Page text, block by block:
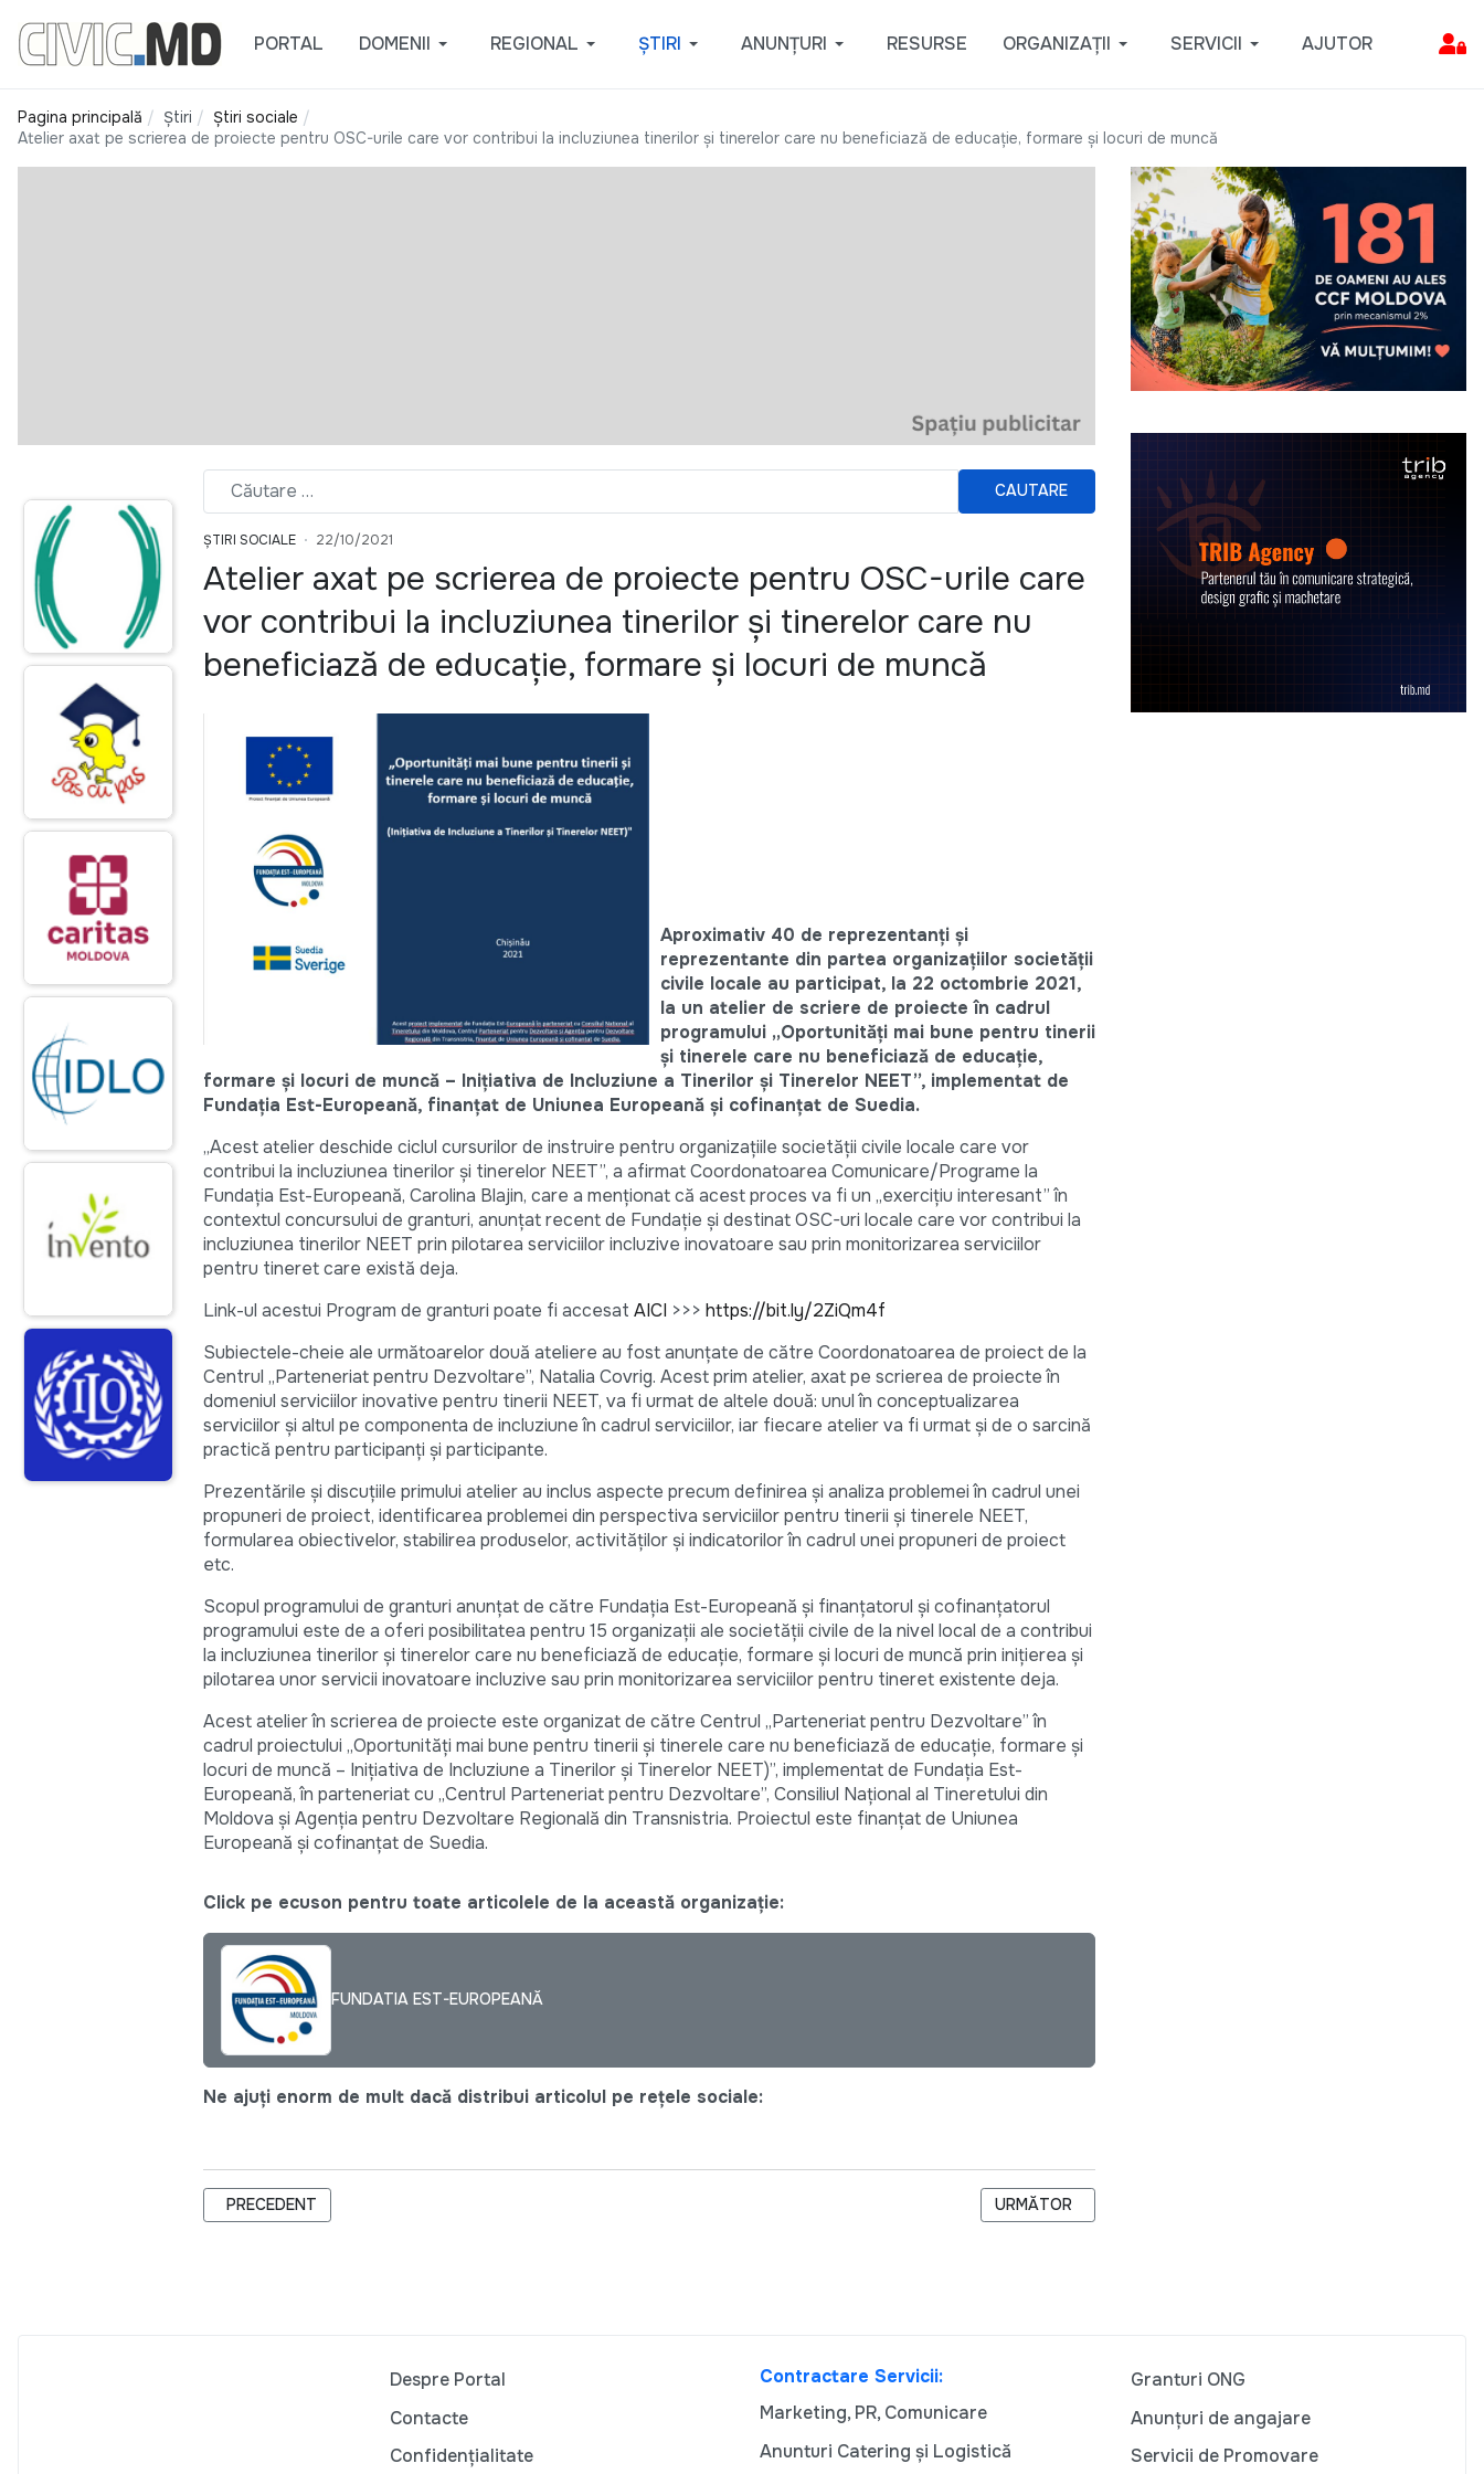
PORTAL DOMENII REGIONAL ȘTIRI ANUNȚURI RESURSE ORGANIZAȚII SERVICII AJUTOR
Pagina principală Știri
Știri sociale
Atelier axat pe scrierea de proiecte pentru OSC-urile care vor contribui la incluziunea tinerilor și tinerelor care nu beneficiază de educație, formare și locuri de muncă
CAUTARE
ȘTIRI SOCIALE 22/10/2021
Atelier axat pe scrierea de proiecte pentru OSC-urile care
vor contribui la incluziunea tinerilor și tinerelor care nu
beneficiază de educație, formare și locuri de muncă
Aproximativ 40 de reprezentanți și
reprezentante din partea organizațiilor societății
civile locale au participat, la 22 octombrie 2021,
la un atelier de scriere de proiecte în cadrul
programului „Oportunități mai bune pentru tinerii
și tinerele care nu beneficiază de educație,
formare și locuri de muncă – Inițiativa de Incluziune a Tinerilor și Tinerelor NEET”, implementat de
Fundația Est-Europeană, finanțat de Uniunea Europeană și cofinanțat de Suedia.
„Acest atelier deschide ciclul cursurilor de instruire pentru organizațiile societății civile locale care vor
contribui la incluziunea tinerilor și tinerelor NEET”, a afirmat Coordonatoarea Comunicare/Programe la
Fundația Est-Europeană, Carolina Blajin, care a menționat că acest proces va fi un „exercițiu interesant” în
contextul concursului de granturi, anunțat recent de Fundație și destinat OSC-uri locale care vor contribui la
incluziunea tinerilor NEET prin pilotarea serviciilor incluzive inovatoare sau prin monitorizarea serviciilor
pentru tineret care există deja.
Link-ul acestui Program de granturi poate fi accesat AICI >>> https://bit.ly/2ZiQm4f
Subiectele-cheie ale următoarelor două ateliere au fost anunțate de către Coordonatoarea de proiect de la
Centrul „Parteneriat pentru Dezvoltare”, Natalia Covrig. Acest prim atelier, axat pe scrierea de proiecte în
domeniul serviciilor inovative pentru tinerii NEET, va fi urmat de altele două: unul în conceptualizarea
serviciilor și altul pe componenta de incluziune în cadrul serviciilor, iar fiecare atelier va fi urmat și de o sarcină
practică pentru participanți și participante.
Prezentările și discuțiile primului atelier au inclus aspecte precum definirea și analiza problemei în cadrul unei
propuneri de proiect, identificarea problemei din perspectiva serviciilor pentru tinerii și tinerele NEET,
formularea obiectivelor, stabilirea produselor, activităților și indicatorilor în cadrul unei propuneri de proiect
etc.
Scopul programului de granturi anunțat de către Fundația Est-Europeană și finanțatorul și cofinanțatorul
programului este de a oferi posibilitatea pentru 15 organizații ale societății civile de la nivel local de a contribui
la incluziunea tinerilor și tinerelor care nu beneficiază de educație, formare și locuri de muncă prin inițierea și
pilotarea unor servicii inovatoare incluzive sau prin monitorizarea serviciilor pentru tineret existente deja.
Acest atelier în scrierea de proiecte este organizat de către Centrul „Parteneriat pentru Dezvoltare” în
cadrul proiectului „Oportunități mai bune pentru tinerii și tinerele care nu beneficiază de educație, formare și
locuri de muncă – Inițiativa de Incluziune a Tinerilor și Tinerelor NEET)”, implementat de Fundația Est-
Europeană, în parteneriat cu „Centrul Parteneriat pentru Dezvoltare”, Consiliul Național al Tineretului din
Moldova și Agenția pentru Dezvoltare Regională din Transnistria. Proiectul este finanțat de Uniunea
Europeană și cofinanțat de Suedia.
Click pe ecuson pentru toate articolele de la această organizație:
FUNDATIA EST-EUROPEANĂ
Ne ajuți enorm de mult dacă distribui articolul pe rețele sociale:
ARTICOL PRECEDENT: PRIMUL ATELIER COMUN AL ECHIPEI DE CERCETARE
PRECEDENT ARTICOLUL URMĂTOR: PROFESORII DE EDUCAȚIE CIVICĂ ȘI DE
URMĂTOR
Despre Portal
Contacte
Confidențialitate
Contractare Servicii:
Marketing, PR, Comunicare
Anunturi Catering și Logistică
Granturi ONG
Anunțuri de angajare
Servicii de Promovare